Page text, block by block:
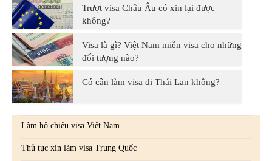
Trượt visa Châu Âu có xin lại được
không?
Visa là gì? Việt Nam miễn visa cho những
đối tượng nào?
Có cần làm visa đi Thái Lan không?
Làm hộ chiếu visa Việt Nam
Thủ tục xin làm visa Trung Quốc